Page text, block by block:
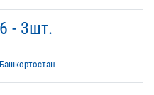
- 3шт.
Башкортостан